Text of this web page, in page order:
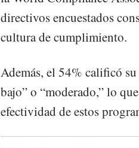
directivos encuestados
cultura de cumplimiento.
Además, el 54% calificó
bajo” o “moderado,” lo
efectividad de estos